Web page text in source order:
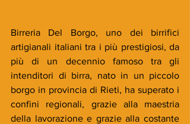
Birreria Del Borgo, uno dei birrifici
artigianali italiani tra i più prestigiosi, da
più di un decennio famoso tra gli
intenditori di birra, nato in un piccolo
borgo in provincia di Rieti, ha superato i
confini regionali, grazie alla maestria
della lavorazione e grazie alla costante